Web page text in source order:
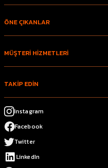
ÖNE ÇIKANLAR
MÜŞTERİ HİZMETLERİ
TAKİP EDİN
Instagram
Facebook
Twitter
LinkedIn